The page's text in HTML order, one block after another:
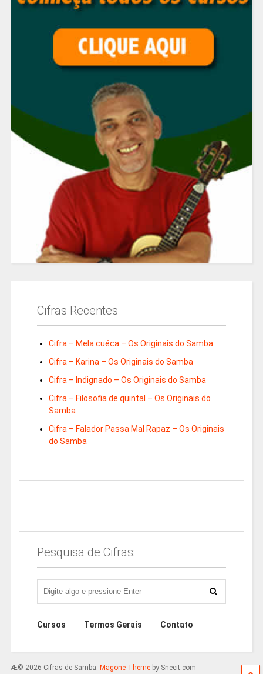
Cifras Recentes
Cifra – Mela cuéca – Os Originais do Samba
Cifra – Karina – Os Originais do Samba
Cifra – Indignado – Os Originais do Samba
Cifra – Filosofia de quintal – Os Originais do
Samba
Cifra – Falador Passa Mal Rapaz – Os Originais
do Samba
Pesquisa de Cifras:
Cursos Termos Gerais Contato
Æ© 2026 Cifras de Samba. Magone Themeby Sneeit.com